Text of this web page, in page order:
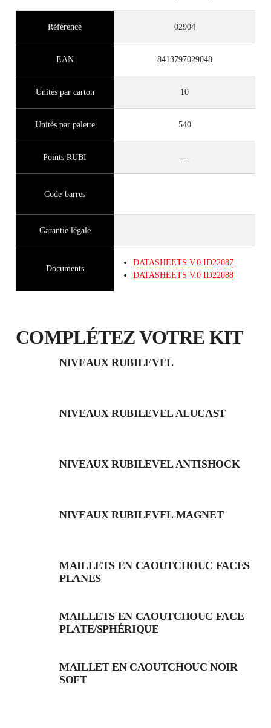
Référence 02904
EAN 8413797029048
Unités par carton 10
Unités par palette 540
Points RUBI ---
Code-barres
Garantie légale
Documents
DATASHEETS V.0 ID22087
DATASHEETS V.0 ID22088
COMPLÉTEZ VOTRE KIT
NIVEAUX RUBILEVEL
NIVEAUX RUBILEVEL ALUCAST
NIVEAUX RUBILEVEL ANTISHOCK
NIVEAUX RUBILEVEL MAGNET
MAILLETS EN CAOUTCHOUC FACES
PLANES
MAILLETS EN CAOUTCHOUC FACE
PLATE/SPHÉRIQUE
MAILLET EN CAOUTCHOUC NOIR
SOFT